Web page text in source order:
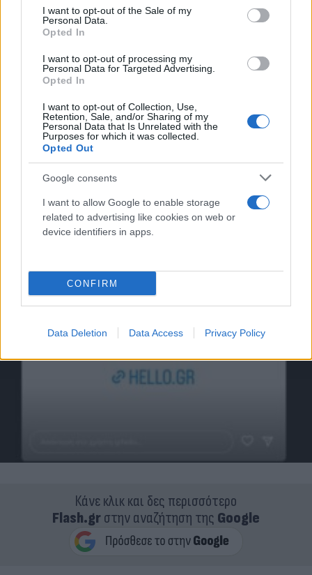
consent section.
I want to opt-out of the Sale of my
Personal Data.
Opted In
I want to opt-out of processing my
Personal Data for Targeted Advertising.
Opted In
I want to opt-out of Collection, Use,
Retention, Sale, and/or Sharing of my
Personal Data that Is Unrelated with the
Purposes for which it was collected.
Opted Out
Google consents
I want to allow Google to enable storage
related to advertising like cookies on web or
device identifiers in apps.
CONFIRM
Data Deletion Data Access Privacy Policy
Κάνε κλικ και δες περισσότερο
Flash.grστην αναζήτηση της Google